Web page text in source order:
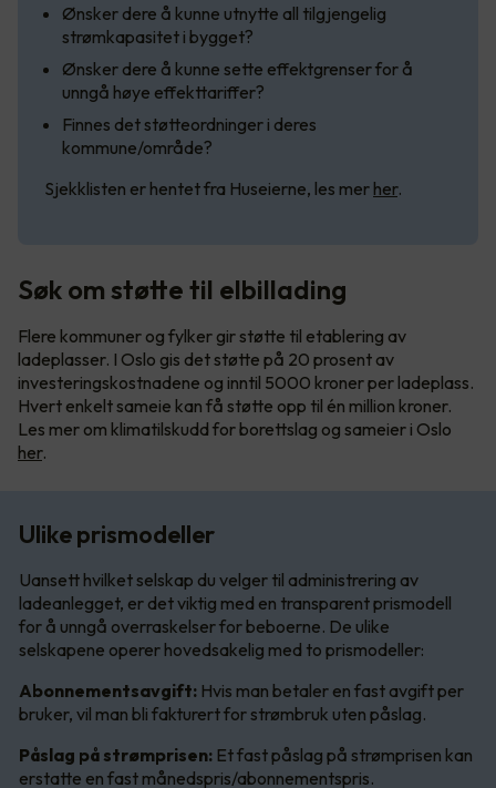
Ønsker dere å kunne utnytte all tilgjengelig
strømkapasitet i bygget?
Ønsker dere å kunne sette effektgrenser for å
unngå høye effekttariffer?
Finnes det støtteordninger i deres
kommune/område?
Sjekklisten er hentet fra Huseierne, les mer her.
Søk om støtte til elbillading
Flere kommuner og fylker gir støtte til etablering av
ladeplasser. I Oslo gis det støtte på 20 prosent av
investeringskostnadene og inntil 5000 kroner per ladeplass.
Hvert enkelt sameie kan få støtte opp til én million kroner.
Les mer om klimatilskudd for borettslag og sameier i Oslo
her.
Ulike prismodeller
Uansett hvilket selskap du velger til administrering av
ladeanlegget, er det viktig med en transparent prismodell
for å unngå overraskelser for beboerne. De ulike
selskapene operer hovedsakelig med to prismodeller:
Abonnementsavgift: Hvis man betaler en fast avgift per
bruker, vil man bli fakturert for strømbruk uten påslag.
Påslag på strømprisen: Et fast påslag på strømprisen kan
erstatte en fast månedspris/abonnementspris.